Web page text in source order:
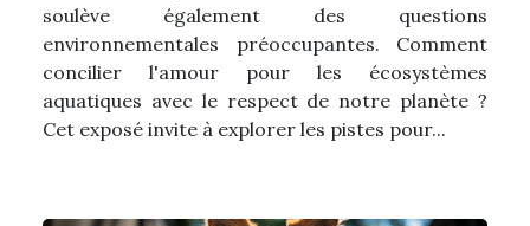
soulève également des questions
environnementales préoccupantes. Comment
concilier l'amour pour les écosystèmes
aquatiques avec le respect de notre planète ?
Cet exposé invite à explorer les pistes pour...